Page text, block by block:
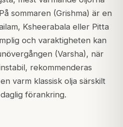
sommaren (Grishma) är en
Ksheerabala eller Pitta
och varaktigheten kan
(Varsha), när
rekommenderas
varm klassisk olja särskilt
förankring.